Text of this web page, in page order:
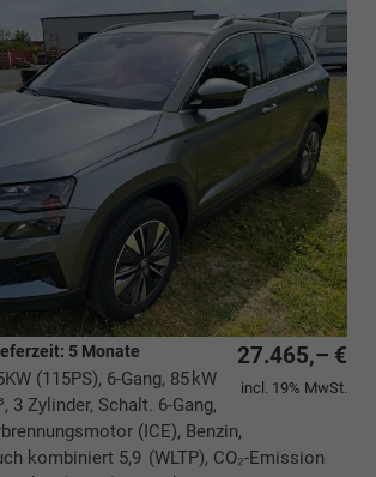
27.465,– €
incl. 19% MwSt.
5 Monate
(115PS), 6-Gang, 85 kW
3 Zylinder, Schalt. 6-Gang,
(ICE), Benzin,
kombiniert 5,9 (WLTP), CO₂-Emission